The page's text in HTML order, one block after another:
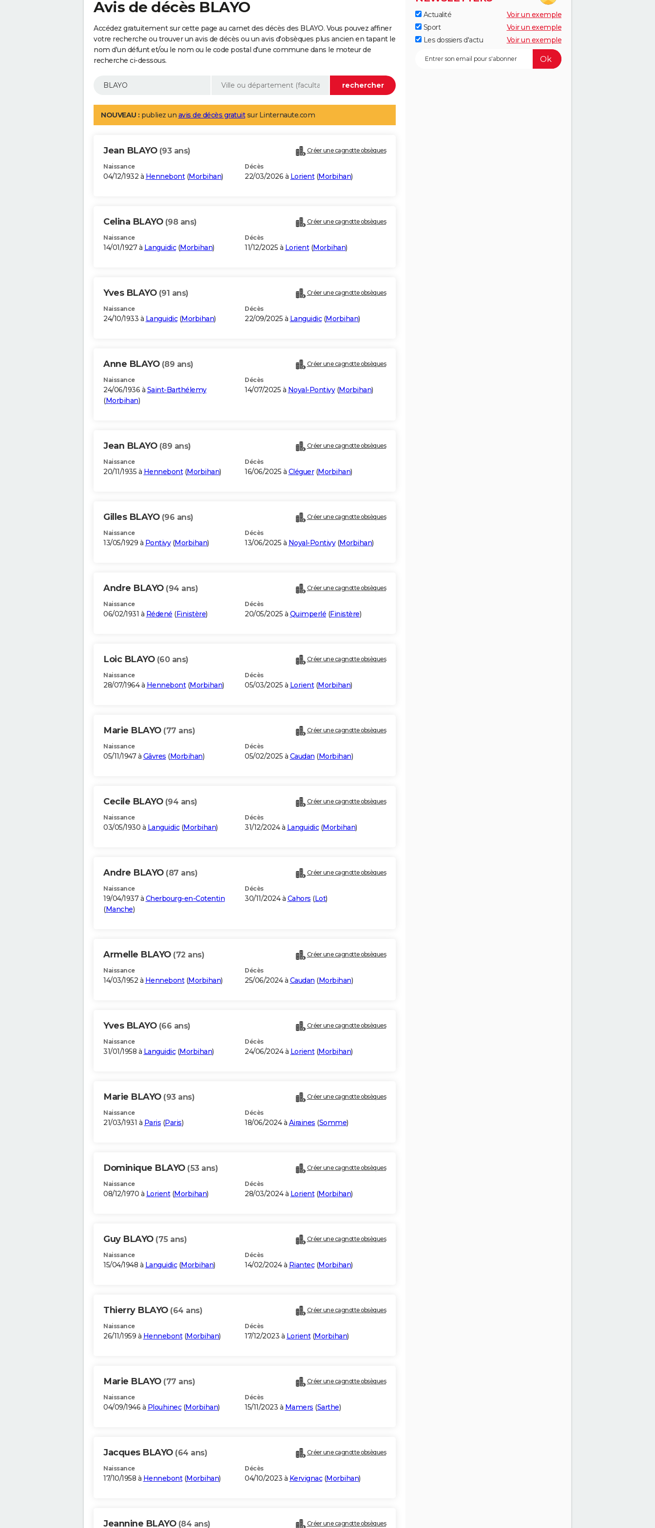
Avis de décès BLAYO
Accédez gratuitement sur cette page au carnet des décès des BLAYO. Vous pouvez affiner
votre recherche ou trouver un avis de décès ou un avis d'obsèques plus ancien en tapant le
nom d'un défunt et/ou le nom ou le code postal d'une commune dans le moteur de
recherche ci-dessous.
NOUVEAU : publiez un avis de décès gratuitsur Linternaute.com
Jean BLAYO (93 ans) Créer une cagnotte obsèques
Naissance
04/12/1932 à Hennebont(Morbihan)
Décès
22/03/2026 à Lorient(Morbihan)
Celina BLAYO (98 ans) Créer une cagnotte obsèques
Naissance
14/01/1927 à Languidic(Morbihan)
Décès
11/12/2025 à Lorient(Morbihan)
Yves BLAYO (91 ans) Créer une cagnotte obsèques
Naissance
24/10/1933 à Languidic(Morbihan)
Décès
22/09/2025 à Languidic(Morbihan)
Anne BLAYO (89 ans) Créer une cagnotte obsèques
Naissance
24/06/1936 à Saint-Barthélemy
(Morbihan)
Décès
14/07/2025 à Noyal-Pontivy(Morbihan)
Jean BLAYO (89 ans) Créer une cagnotte obsèques
Naissance
20/11/1935 à Hennebont(Morbihan)
Décès
16/06/2025 à Cléguer(Morbihan)
Gilles BLAYO (96 ans) Créer une cagnotte obsèques
Naissance
13/05/1929 à Pontivy(Morbihan)
Décès
13/06/2025 à Noyal-Pontivy(Morbihan)
Andre BLAYO (94 ans) Créer une cagnotte obsèques
Naissance
06/02/1931 à Rédené (Finistère)
Décès
20/05/2025 à Quimperlé (Finistère)
Loic BLAYO (60 ans) Créer une cagnotte obsèques
Naissance
28/07/1964 à Hennebont(Morbihan)
Décès
05/03/2025 à Lorient(Morbihan)
Marie BLAYO (77 ans) Créer une cagnotte obsèques
Naissance
05/11/1947 à Gâvres (Morbihan)
Décès
05/02/2025 à Caudan (Morbihan)
Cecile BLAYO (94 ans) Créer une cagnotte obsèques
Naissance
03/05/1930 à Languidic(Morbihan)
Décès
31/12/2024 à Languidic(Morbihan)
Andre BLAYO (87 ans) Créer une cagnotte obsèques
Naissance
19/04/1937 à Cherbourg-en-Cotentin
(Manche)
Décès
30/11/2024 à Cahors (Lot)
Armelle BLAYO (72 ans) Créer une cagnotte obsèques
Naissance
14/03/1952 à Hennebont(Morbihan)
Décès
25/06/2024 à Caudan (Morbihan)
Yves BLAYO (66 ans) Créer une cagnotte obsèques
Naissance
31/01/1958 à Languidic(Morbihan)
Décès
24/06/2024 à Lorient(Morbihan)
Marie BLAYO (93 ans) Créer une cagnotte obsèques
Naissance
21/03/1931 à Paris (Paris)
Décès
18/06/2024 à Airaines (Somme)
Dominique BLAYO (53 ans) Créer une cagnotte obsèques
Naissance
08/12/1970 à Lorient(Morbihan)
Décès
28/03/2024 à Lorient(Morbihan)
Guy BLAYO (75 ans) Créer une cagnotte obsèques
Naissance
15/04/1948 à Languidic(Morbihan)
Décès
14/02/2024 à Riantec(Morbihan)
Thierry BLAYO (64 ans) Créer une cagnotte obsèques
Naissance
26/11/1959 à Hennebont(Morbihan)
Décès
17/12/2023 à Lorient(Morbihan)
Marie BLAYO (77 ans) Créer une cagnotte obsèques
Naissance
04/09/1946 à Plouhinec(Morbihan)
Décès
15/11/2023 à Mamers (Sarthe)
Jacques BLAYO (64 ans) Créer une cagnotte obsèques
Naissance
17/10/1958 à Hennebont(Morbihan)
Décès
04/10/2023 à Kervignac(Morbihan)
Jeannine BLAYO (84 ans) Créer une cagnotte obsèques
Actualité
Voir un exemple
Sport
Voir un exemple
Les dossiers d'actu
Voir un exemple